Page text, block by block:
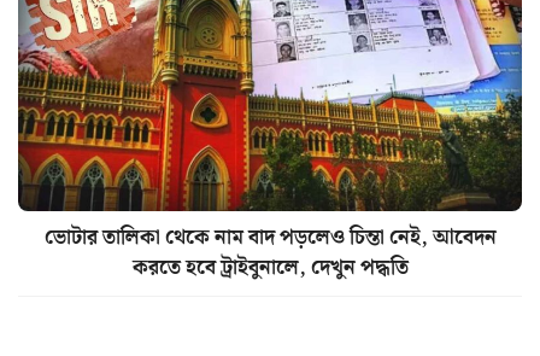
ভোটার তালিকা থেকে নাম বাদ পড়লেও চিন্তা নেই, আবেদন
করতে হবে ট্রাইবুনালে, দেখুন পদ্ধতি